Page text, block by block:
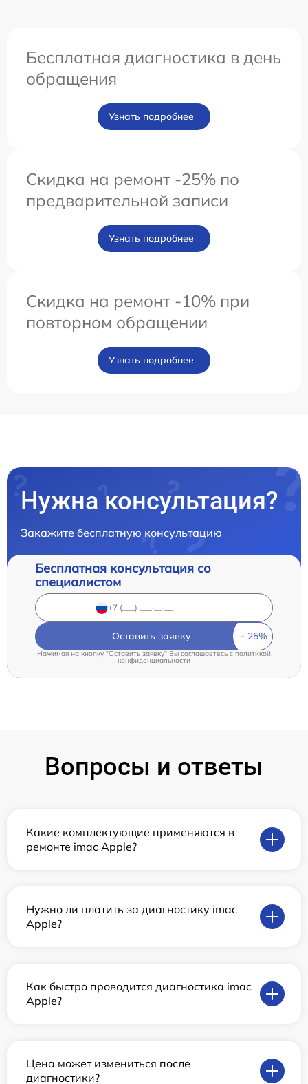
Бесплатная диагностика в день
обращения
Узнать подробнее
Скидка на ремонт -25% по
предварительной записи
Узнать подробнее
Скидка на ремонт -10% при
повторном обращении
Узнать подробнее
Нужна консультация?
Закажите бесплатную консультацию
Бесплатная консультация со
специалистом
Оставить заявку
Нажимая на кнопку "Оставить заявку" Вы соглашаетесь cполитикой
конфиденциальности
Вопросы и ответы
Какие комплектующие применяются в
ремонте imac Apple?
Нужно ли платить за диагностику imac
Apple?
Как быстро проводится диагностика imac
Apple?
Цена может измениться после
диагностики?